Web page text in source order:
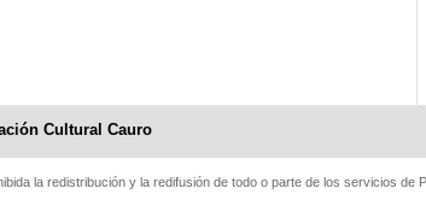
Cultural Cauro
la redistribución y la redifusión de todo o parte de los servicios de